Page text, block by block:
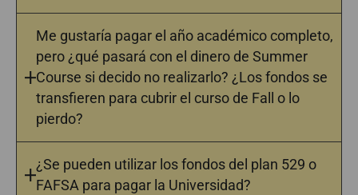
Me gustaría pagar el año académico completo,
pero ¿qué pasará con el dinero de Summer
Course si decido no realizarlo? ¿Los fondos se
transfieren para cubrir el curso de Fall o lo
pierdo?
¿Se pueden utilizar los fondos del plan 529 o
FAFSA para pagar la Universidad?